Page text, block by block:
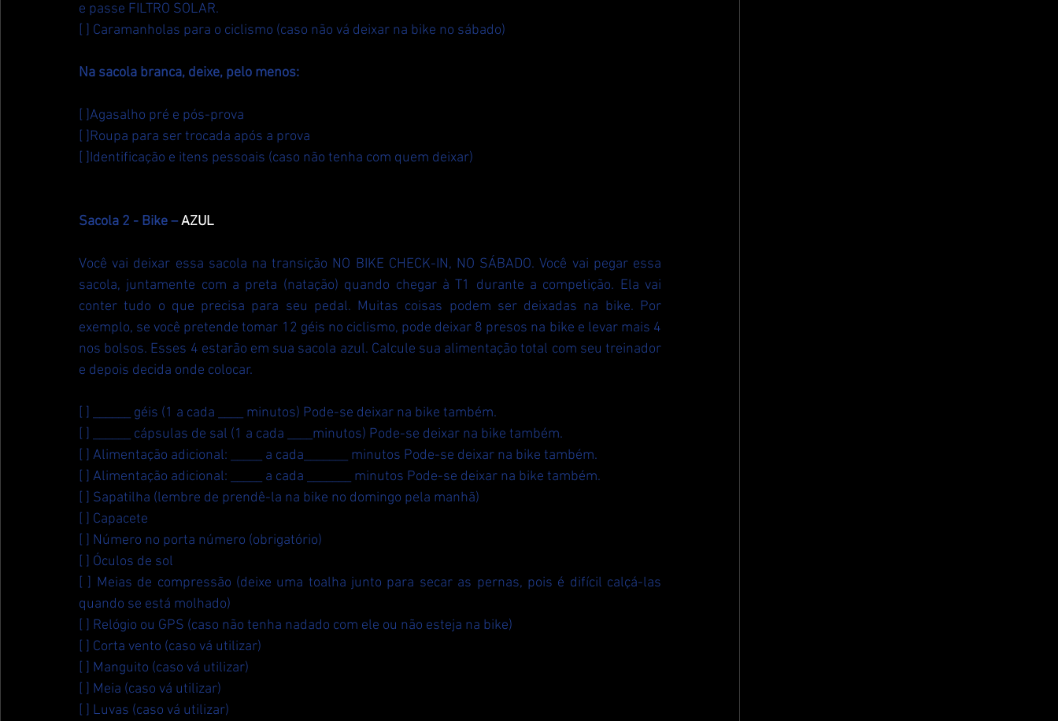
e passe FILTRO SOLAR.
[ ] Caramanholas para o ciclismo (caso não vá deixar na bike no sábado)
Na sacola branca, deixe, pelo menos:
[ ]Agasalho pré e pós-prova
[ ]Roupa para ser trocada após a prova
[ ]Identificação e itens pessoais (caso não tenha com quem deixar)
Sacola 2 - Bike – AZUL
Você vai deixar essa sacola na transição NO BIKE CHECK-IN, NO SÁBADO. Você vai pegar essa
sacola, juntamente com a preta (natação) quando chegar à T1 durante a competição. Ela vai
conter tudo o que precisa para seu pedal. Muitas coisas podem ser deixadas na bike. Por
exemplo, se você pretende tomar 12 géis no ciclismo, pode deixar 8 presos na bike e levar mais 4
nos bolsos. Esses 4 estarão em sua sacola azul. Calcule sua alimentação total com seu treinador
e depois decida onde colocar.
[ ] ______ géis (1 a cada ____ minutos) Pode-se deixar na bike também.
[ ] ______ cápsulas de sal (1 a cada ____minutos) Pode-se deixar na bike também.
[ ] Alimentação adicional: _____ a cada_______ minutos Pode-se deixar na bike também.
[ ] Alimentação adicional: _____ a cada _______ minutos Pode-se deixar na bike também.
[ ] Sapatilha (lembre de prendê-la na bike no domingo pela manhã)
[ ] Capacete
[ ] Número no porta número (obrigatório)
[ ] Óculos de sol
[ ] Meias de compressão (deixe uma toalha junto para secar as pernas, pois é difícil calçá-las
quando se está molhado)
[ ] Relógio ou GPS (caso não tenha nadado com ele ou não esteja na bike)
[ ] Corta vento (caso vá utilizar)
[ ] Manguito (caso vá utilizar)
[ ] Meia (caso vá utilizar)
[ ] Luvas (caso vá utilizar)